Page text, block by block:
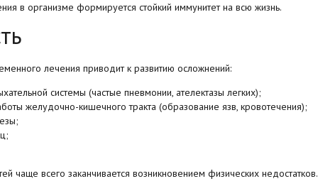
в организме формируется стойкий иммунитет на всю жизнь.
лечения приводит к развитию осложнений:
системы (частые пневмонии, ателектазы легких);
желудочно-кишечного тракта (образование язв, кровотечения);
чаще всего заканчивается возникновением физических недостатков.